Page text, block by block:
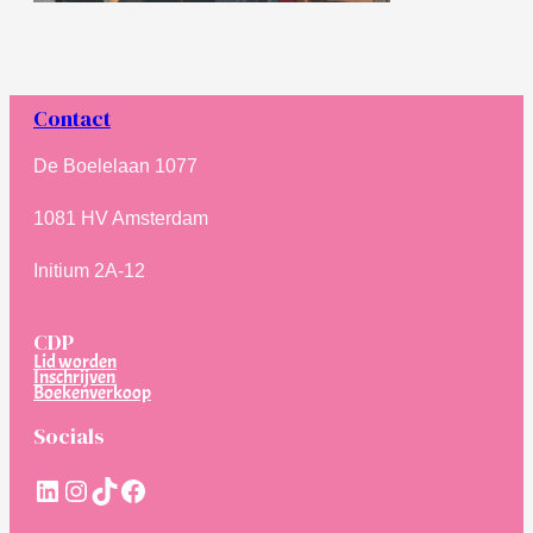
Contact
De Boelelaan 1077
1081 HV Amsterdam
Initium 2A-12
CDP
Lid worden
Inschrijven
Boekenverkoop
Socials
LinkedIn
Instagram
TikTokFacebook